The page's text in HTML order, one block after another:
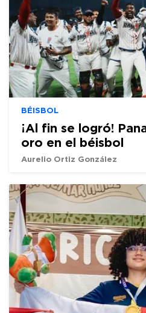
BÉISBOL
¡Al fin se logró!
oro en el béisbol
Aurelio Ortiz González